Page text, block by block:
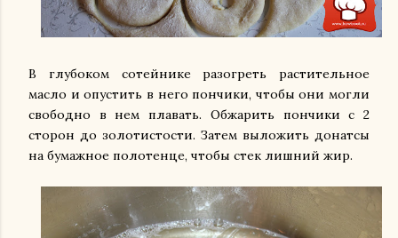
В глубоком сотейнике разогреть растительное
масло и опустить в него пончики, чтобы они могли
свободно в нем плавать. Обжарить пончики с 2
сторон до золотистости. Затем выложить донатсы
на бумажное полотенце, чтобы стек лишний жир.